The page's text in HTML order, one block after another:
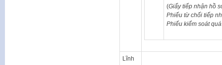
(Giấy tiếp nhận hồ
Phiếu từ chối tiếp
Phiếu kiểm soát
Lĩnh